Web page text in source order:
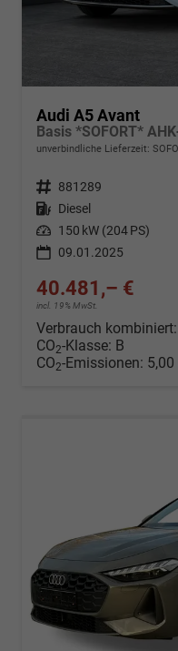
Audi A5 Avant
unverbindliche Lieferzeit:
Fahrzeugnr. 881289
Kraftstoff Diesel
Leistung 150 kW (204 PS)
09.01.2025
40.481,– €
incl. 19% MwSt.
Verbrauch kombiniert:
CO2-Klasse: B
CO2-Emissionen: